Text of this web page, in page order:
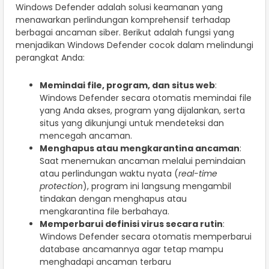
Windows Defender adalah solusi keamanan yang
menawarkan perlindungan komprehensif terhadap
berbagai ancaman siber. Berikut adalah fungsi yang
menjadikan Windows Defender cocok dalam melindungi
perangkat Anda:
Memindai file, program, dan situs web:
Windows Defender secara otomatis memindai file
yang Anda akses, program yang dijalankan, serta
situs yang dikunjungi untuk mendeteksi dan
mencegah ancaman.
Menghapus atau mengkarantina ancaman:
Saat menemukan ancaman melalui pemindaian
atau perlindungan waktu nyata (real-time
protection), program ini langsung mengambil
tindakan dengan menghapus atau
mengkarantina file berbahaya.
Memperbarui definisi virus secara rutin:
Windows Defender secara otomatis memperbarui
database ancamannya agar tetap mampu
menghadapi ancaman terbaru